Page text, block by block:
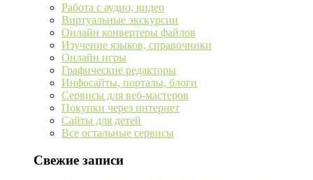
Работа с аудио, видео
Виртуальные экскурсии
Онлайн конвертеры файлов
Изучение языков, справочники
Онлайн игры
Графические редакторы
Инфосайты, порталы, блоги
Сервисы для веб-мастеров
Покупки через интернет
Сайты для детей
Все остальные сервисы
Свежие записи